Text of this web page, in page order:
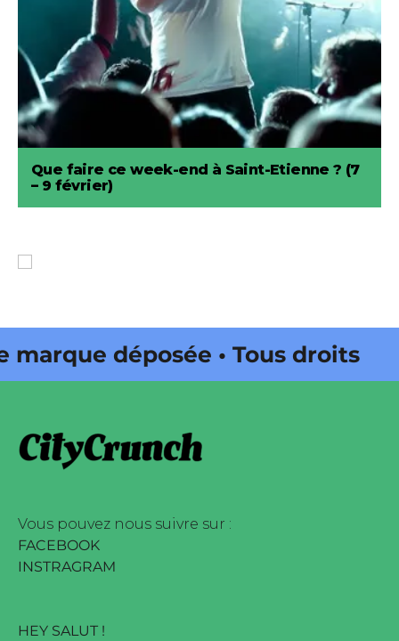
Que faire ce week-end à Saint-Etienne ? (7
– 9 février)
déposée • Tous droits
déposée • Tous droits
par Buena Onda Web •
Vous pouvez nous suivre sur :
FACEBOOK
INSTRAGRAM
HEY SALUT !